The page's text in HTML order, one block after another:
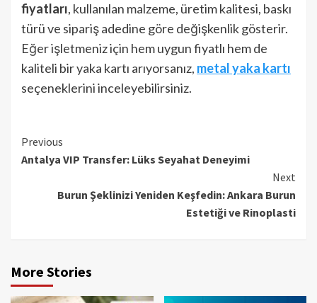
fiyatları, kullanılan malzeme, üretim kalitesi, baskı
türü ve sipariş adedine göre değişkenlik gösterir.
Eğer işletmeniz için hem uygun fiyatlı hem de
kaliteli bir yaka kartı arıyorsanız, metal yaka kartı
seçeneklerini inceleyebilirsiniz.
Continue
Reading
Previous
Antalya VIP Transfer: Lüks Seyahat Deneyimi
Next
Burun Şeklinizi Yeniden Keşfedin: Ankara Burun
Estetiği ve Rinoplasti
More Stories